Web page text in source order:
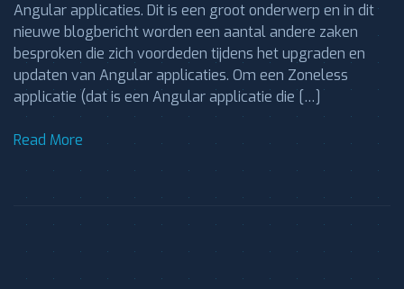
Angular applicaties. Dit is een groot onderwerp en in dit
nieuwe blogbericht worden een aantal andere zaken
besproken die zich voordeden tijdens het upgraden en
updaten van Angular applicaties. Om een Zoneless
applicatie (dat is een Angular applicatie die […]
Read More